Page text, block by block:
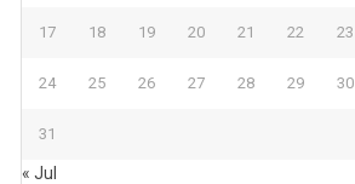
17 18 19 20 21 22 23
24 25 26 27 28 29 30
31
« Jul